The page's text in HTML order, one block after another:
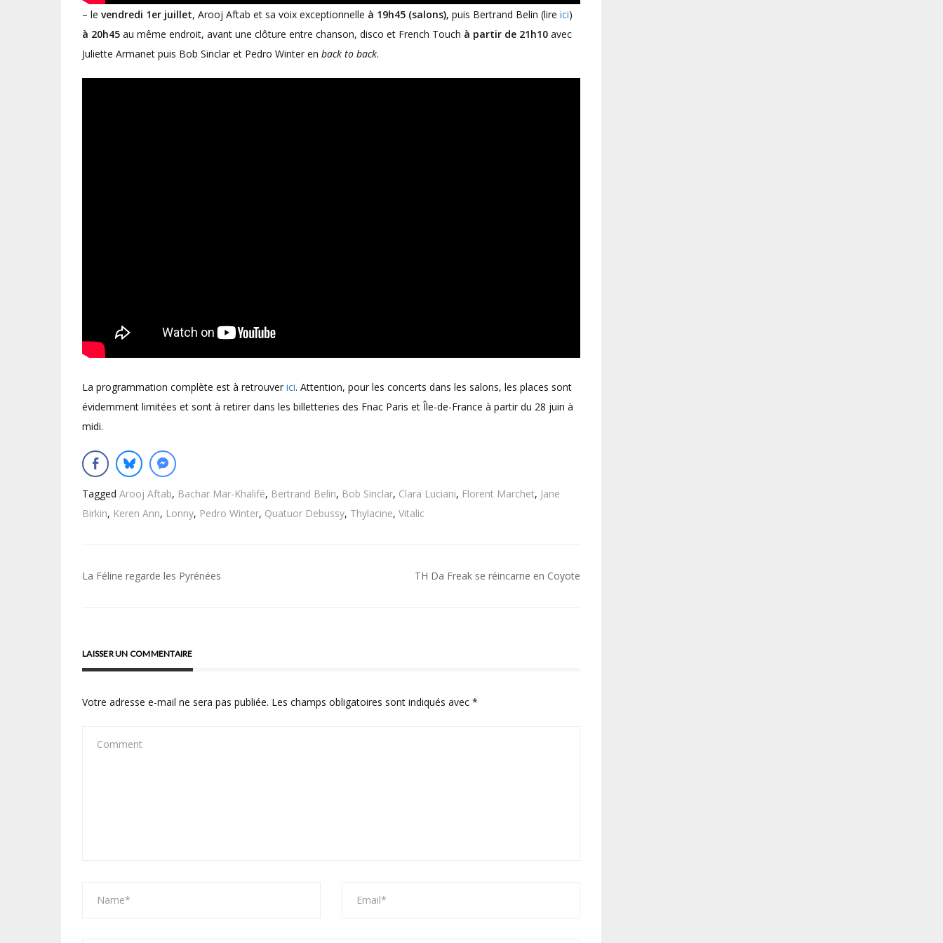
– le vendredi 1er juillet, Arooj Aftab et sa voix exceptionnelle à 19h45 (salons), puis Bertrand Belin (lire ici)
à 20h45 au même endroit, avant une clôture entre chanson, disco et French Touch à partir de 21h10 avec
Juliette Armanet puis Bob Sinclar et Pedro Winter en back to back.
La programmation complète est à retrouver ici. Attention, pour les concerts dans les salons, les places sont
évidemment limitées et sont à retirer dans les billetteries des Fnac Paris et Île-de-France à partir du 28 juin à
midi.
Tagged Arooj Aftab, Bachar Mar-Khalifé, Bertrand Belin, Bob Sinclar, Clara Luciani, Florent Marchet, Jane
Birkin, Keren Ann, Lonny, Pedro Winter, Quatuor Debussy, Thylacine, Vitalic
Navigation
La Féline regarde les Pyrénées TH Da Freak se réincarne en Coyote
LAISSER UN COMMENTAIRE
Votre adresse e-mail ne sera pas publiée. Les champs obligatoires sont indiqués avec *